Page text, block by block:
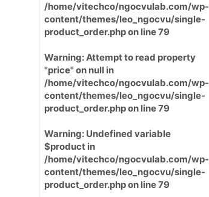
/home/vitechco/ngocvulab.com/wp-
content/themes/leo_ngocvu/single-
product_order.phpon line79
Warning: Attempt to read property
"price" on null in
/home/vitechco/ngocvulab.com/wp-
content/themes/leo_ngocvu/single-
product_order.phpon line79
Warning: Undefined variable
$product in
/home/vitechco/ngocvulab.com/wp-
content/themes/leo_ngocvu/single-
product_order.phpon line79